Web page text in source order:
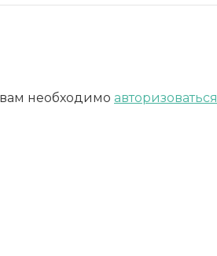
необходимо авторизоваться